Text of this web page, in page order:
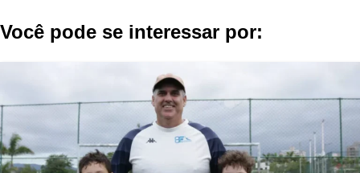
Você pode se interessar por: